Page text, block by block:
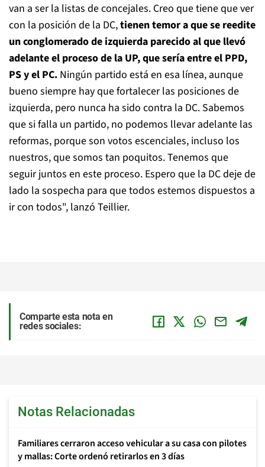
van a ser la listas de concejales. Creo que tiene que ver
con la posición de la DC,tienen temor a que se reedite
un conglomerado de izquierda parecido al que llevó
adelante el proceso de la UP, que sería entre el PPD,
PS y el PC. Ningún partido está en esa línea, aunque
bueno siempre hay que fortalecer las posiciones de
izquierda, pero nunca ha sido contra la DC. Sabemos
que si falla un partido, no podemos llevar adelante las
reformas, porque son votos escenciales, incluso los
nuestros, que somos tan poquitos. Tenemos que
seguir juntos en este proceso. Espero que la DC deje de
lado la sospecha para que todos estemos dispuestos a
ir con todos", lanzó Teillier.
Comparte esta nota en
redes sociales:
Notas Relacionadas
Familiares cerraron acceso vehicular a su casa con pilotes
y mallas: Corte ordenó retirarlos en 3 días